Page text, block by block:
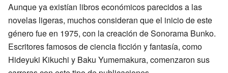
Aunque ya existían libros económicos parecidos a las
novelas ligeras, muchos consideran que el inicio de este
género fue en 1975, con la creación de Sonorama Bunko.
Escritores famosos de ciencia ficción y fantasía, como
Hideyuki Kikuchi y Baku Yumemakura, comenzaron sus